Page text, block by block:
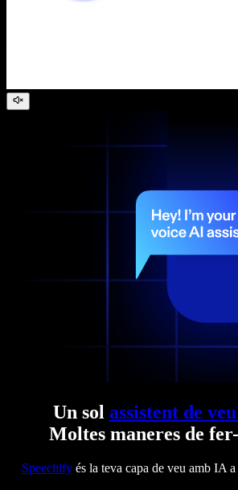
Un sol assistent de
Moltes maneres de
Speechify és la teva capa de veu amb IA